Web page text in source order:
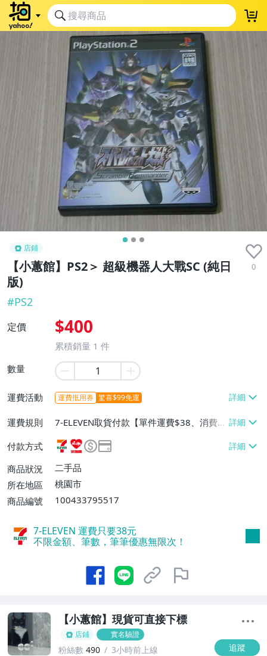
店鋪
【小蕙館】PS2＞ 超級機器人大戰SC (純日
版)
0
#PS2
定價 $400
累積銷量 1 件
數量
運費活動 運費抵用券 驚喜$99免運
運費規則
7-ELEVEN取貨付款【單件運費$38、消費滿
$1000免運費】、7-ELEVEN取貨不付款
【單件運費$38、滿5件或消費滿$1000免
運費】、萊爾富取貨付款【單件運費$60、
消費滿$1500免運費】、宅配/貨運【單件
000免運費】
付款方式
商品狀況
二手品
所在地區
桃園市
商品編號
100433795517
7-ELEVEN 運費只要38元
不限金額、筆數，筆筆優惠無限次！
【小蕙館】現貨可直接下標
店鋪 實名驗證
粉絲數 490 3小時前上線 追蹤